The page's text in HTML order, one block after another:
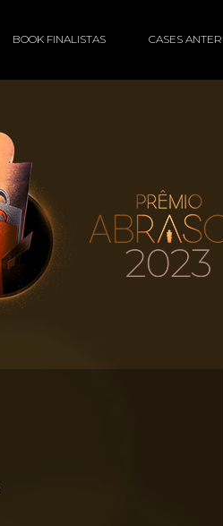
BOOK FINALISTAS CASES